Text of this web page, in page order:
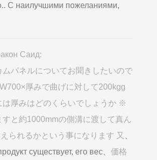
С наилучшими пожеланиями,
Саид:
ムパネルについてお聞きしたいので
厚みで曲げに対して200kgg
は厚みはどのくらいでしょうか ※
すと約1000mmの側溝に渡して真ん
られるかという事になります 又
существует, его вес、 価格